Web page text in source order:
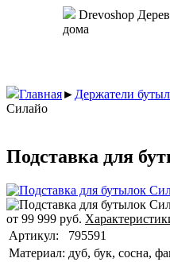
Drevoshop
дома
Главная► Держатели
Силайо
Подставка для
от 99 999 руб.
Артикул:
795591
Материал: дуб, бук, сосна,